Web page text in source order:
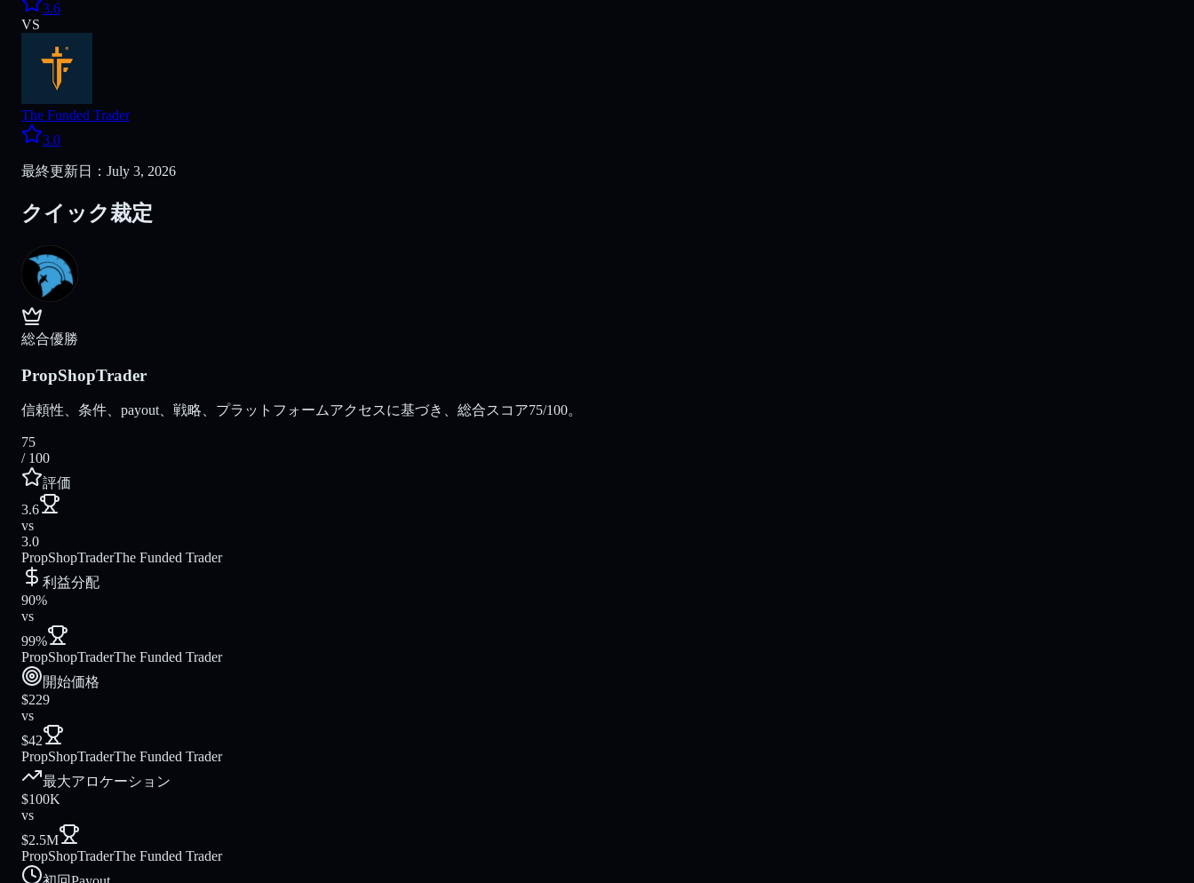
3.6
VS
The Funded Trader
3.0
最終更新日：July 3, 2026
クイック裁定
総合優勝
PropShopTrader
信頼性、条件、payout、戦略、プラットフォームアクセスに基づき、総合スコア75/100。
75
/ 100
評価
3.6
vs
3.0
PropShopTraderThe Funded Trader
利益分配
90%
vs
99%
PropShopTraderThe Funded Trader
開始価格
$229
vs
$42
PropShopTraderThe Funded Trader
最大アロケーション
$100K
vs
$2.5M
PropShopTraderThe Funded Trader